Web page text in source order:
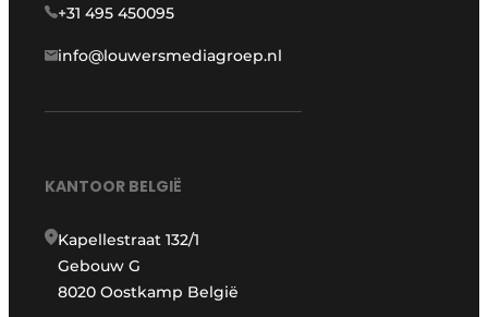
+31 495 450095
info@louwersmediagroep.nl
KANTOOR BELGIË
Kapellestraat 132/1
Gebouw G
8020 Oostkamp België